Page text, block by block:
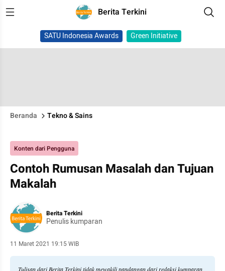
Berita Terkini
SATU Indonesia Awards Green Initiative
Beranda Tekno & Sains
Konten dari Pengguna
Contoh Rumusan Masalah dan Tujuan
Makalah
Berita Terkini
Penulis kumparan
11 Maret 2021 19:15 WIB
Tulisan dari Berita Terkini tidak mewakili pandangan dari redaksi kumparan